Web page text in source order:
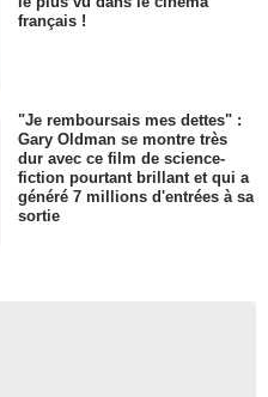
français !
"Je remboursais mes dettes" :
Gary Oldman se montre très
dur avec ce film de science-
fiction pourtant brillant et qui a
généré 7 millions d'entrées à sa
sortie